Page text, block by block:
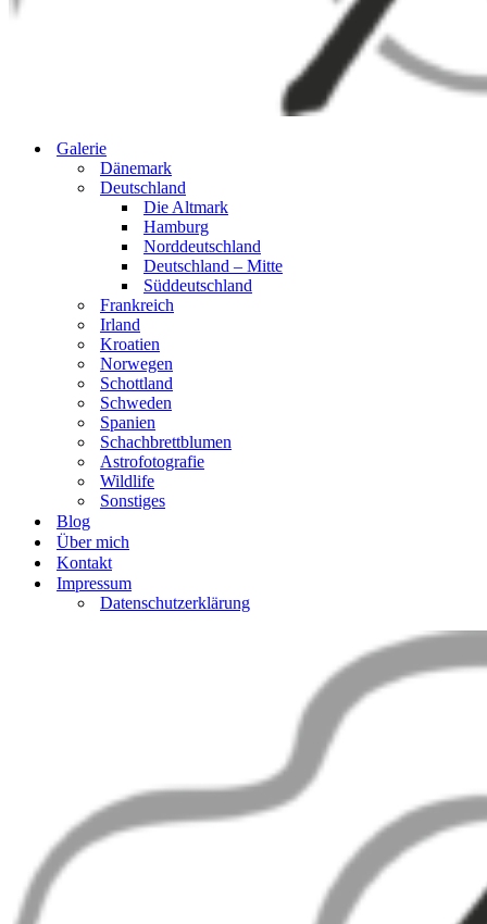
Galerie
Dänemark
Deutschland
Die Altmark
Hamburg
Norddeutschland
Deutschland – Mitte
Süddeutschland
Frankreich
Irland
Kroatien
Norwegen
Schottland
Schweden
Spanien
Schachbrettblumen
Astrofotografie
Wildlife
Sonstiges
Blog
Über mich
Kontakt
Impressum
Datenschutzerklärung